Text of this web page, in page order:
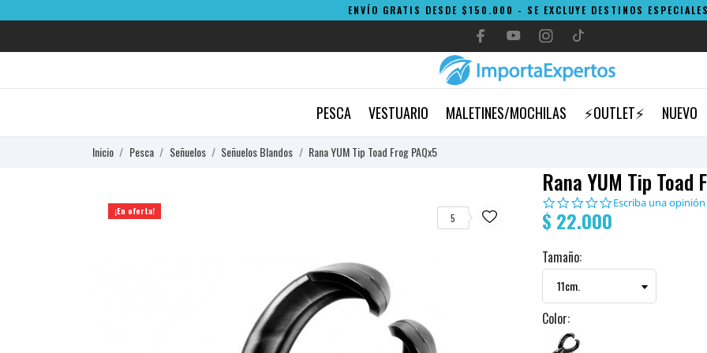
ENVÍO GRATIS DESDE $150.000 - SE EXCLUYE DESTINOS
PESCA VESTUARIO MALETINES/MOCHILAS ⚡OUTLET⚡ NUEVO
Inicio Pesca Señuelos Señuelos Blandos Rana YUM Tip Toad Frog PAQx5
¡En oferta!
5
Rana YUM Tip Toad
0.0
Escriba una opinión
$ 22.000
Tamaño:
Color: